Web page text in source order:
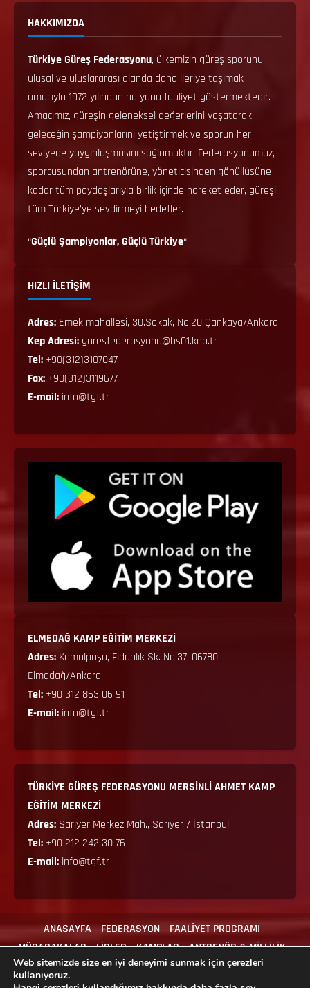
HAKKIMIZDA
Türkiye Güreş Federasyonu, ülkemizin güreş sporunu
ulusal ve uluslararası alanda daha ileriye taşımak
amacıyla 1972 yılından bu yana faaliyet göstermektedir.
Amacımız, güreşin geleneksel değerlerini yaşatarak,
geleceğin şampiyonlarını yetiştirmek ve sporun her
seviyede yaygınlaşmasını sağlamaktır. Federasyonumuz,
sporcusundan antrenörüne, yöneticisinden gönüllüsüne
kadar tüm paydaşlarıyla birlik içinde hareket eder, güreşi
tüm Türkiye’ye sevdirmeyi hedefler.
“Güçlü Şampiyonlar, Güçlü Türkiye“
HIZLI İLETİŞİM
Adres: Emek mahallesi, 30.Sokak, No:20 Çankaya/Ankara
Kep Adresi: guresfederasyonu@hs01.kep.tr
Tel: +90(312)3107047
Fax: +90(312)3119677
E-mail: info@tgf.tr
ELMEDAĞ KAMP EĞİTİM MERKEZİ
Adres: Kemalpaşa, Fidanlık Sk. No:37, 06780
Elmadağ/Ankara
Tel: +90 312 863 06 91
E-mail: info@tgf.tr
TÜRKİYE GÜREŞ FEDERASYONU MERSİNLİ AHMET KAMP
EĞİTİM MERKEZİ
Adres: Sarıyer Merkez Mah., Sarıyer / İstanbul
Tel: +90 212 242 30 76
E-mail: info@tgf.tr
ANASAYFA FEDERASYON
FAALİYET PROGRAMI
MÜSABAKALAR
LİGLER KAMPLAR
ANTRENÖR & MİLLİLİK
MEVZUAT
İLGİLİ FORMLAR İLETİŞİM
Web sitemizde size en iyi deneyimi sunmak için çerezleri
kullanıyoruz.